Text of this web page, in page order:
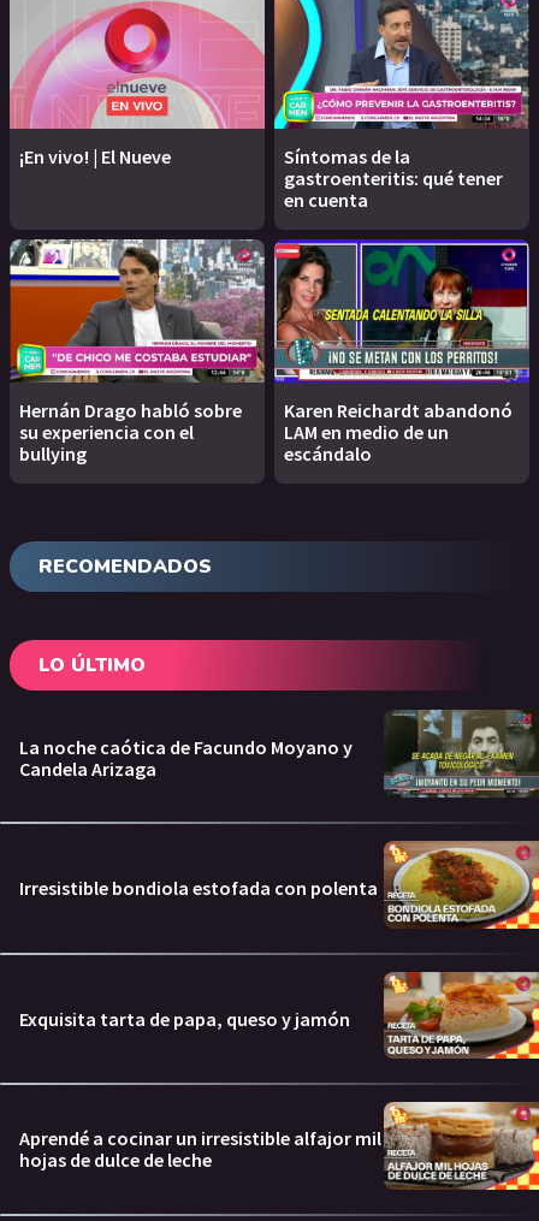
¡En vivo! | El Nueve
Síntomas de la
gastroenteritis: qué tener
en cuenta
Hernán Drago habló sobre
su experiencia con el
bullying
Karen Reichardt abandonó
LAM en medio de un
escándalo
RECOMENDADOS
LO ÚLTIMO
La noche caótica de Facundo Moyano y
Candela Arizaga
Irresistible bondiola estofada con polenta
Exquisita tarta de papa, queso y jamón
Aprendé a cocinar un irresistible alfajor mil
hojas de dulce de leche